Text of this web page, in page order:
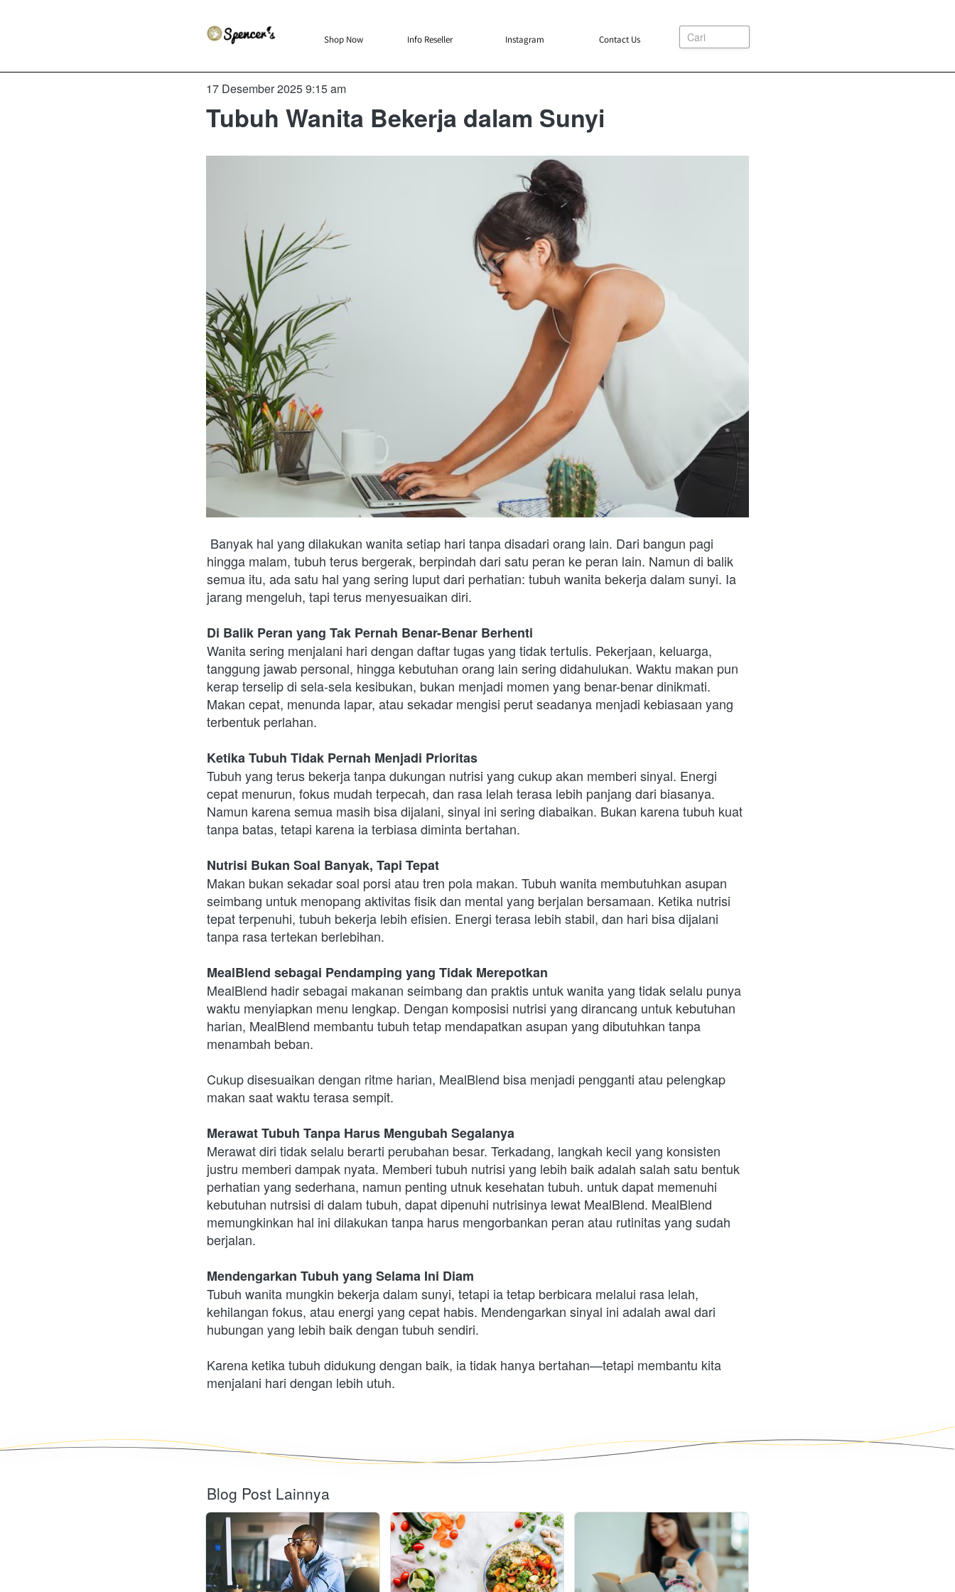
`
Shop Now `
Info Reseller `
Instagram `
Contact Us Cari
17 Desember 2025 9:15 am
Tubuh Wanita Bekerja dalam Sunyi
Banyak hal yang dilakukan wanita setiap hari tanpa disadari orang lain. Dari bangun pagi
hingga malam, tubuh terus bergerak, berpindah dari satu peran ke peran lain. Namun di balik
semua itu, ada satu hal yang sering luput dari perhatian: tubuh wanita bekerja dalam sunyi. Ia
jarang mengeluh, tapi terus menyesuaikan diri.
Di Balik Peran yang Tak Pernah Benar-Benar Berhenti
Wanita sering menjalani hari dengan daftar tugas yang tidak tertulis. Pekerjaan, keluarga,
tanggung jawab personal, hingga kebutuhan orang lain sering didahulukan. Waktu makan pun
kerap terselip di sela-sela kesibukan, bukan menjadi momen yang benar-benar dinikmati.
Makan cepat, menunda lapar, atau sekadar mengisi perut seadanya menjadi kebiasaan yang
terbentuk perlahan.
Ketika Tubuh Tidak Pernah Menjadi Prioritas
Tubuh yang terus bekerja tanpa dukungan nutrisi yang cukup akan memberi sinyal. Energi
cepat menurun, fokus mudah terpecah, dan rasa lelah terasa lebih panjang dari biasanya.
Namun karena semua masih bisa dijalani, sinyal ini sering diabaikan. Bukan karena tubuh kuat
tanpa batas, tetapi karena ia terbiasa diminta bertahan.
Nutrisi Bukan Soal Banyak, Tapi Tepat
Makan bukan sekadar soal porsi atau tren pola makan. Tubuh wanita membutuhkan asupan
seimbang untuk menopang aktivitas fisik dan mental yang berjalan bersamaan. Ketika nutrisi
tepat terpenuhi, tubuh bekerja lebih efisien. Energi terasa lebih stabil, dan hari bisa dijalani
tanpa rasa tertekan berlebihan.
MealBlend sebagai Pendamping yang Tidak Merepotkan
MealBlend hadir sebagai makanan seimbang dan praktis untuk wanita yang tidak selalu punya
waktu menyiapkan menu lengkap. Dengan komposisi nutrisi yang dirancang untuk kebutuhan
harian, MealBlend membantu tubuh tetap mendapatkan asupan yang dibutuhkan tanpa
menambah beban.
Cukup disesuaikan dengan ritme harian, MealBlend bisa menjadi pengganti atau pelengkap
makan saat waktu terasa sempit.
Merawat Tubuh Tanpa Harus Mengubah Segalanya
Merawat diri tidak selalu berarti perubahan besar. Terkadang, langkah kecil yang konsisten
justru memberi dampak nyata. Memberi tubuh nutrisi yang lebih baik adalah salah satu bentuk
perhatian yang sederhana, namun penting utnuk kesehatan tubuh. untuk dapat memenuhi
kebutuhan nutrsisi di dalam tubuh, dapat dipenuhi nutrisinya lewat MealBlend. MealBlend
memungkinkan hal ini dilakukan tanpa harus mengorbankan peran atau rutinitas yang sudah
berjalan.
Mendengarkan Tubuh yang Selama Ini Diam
Tubuh wanita mungkin bekerja dalam sunyi, tetapi ia tetap berbicara melalui rasa lelah,
kehilangan fokus, atau energi yang cepat habis. Mendengarkan sinyal ini adalah awal dari
hubungan yang lebih baik dengan tubuh sendiri.
Karena ketika tubuh didukung dengan baik, ia tidak hanya bertahan—tetapi membantu kita
menjalani hari dengan lebih utuh.
Blog Post Lainnya